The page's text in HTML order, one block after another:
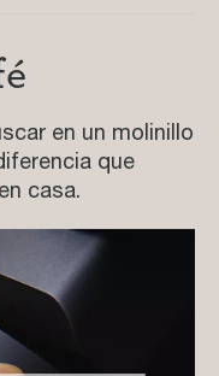
en un molinillo
que
casa.